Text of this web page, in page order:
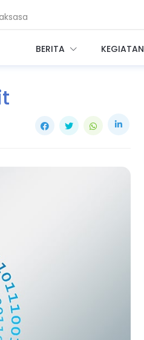
BERITA KEGIATAN